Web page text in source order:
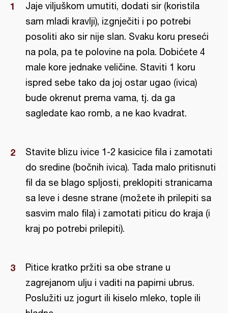
Jaje viljuškom umutiti, dodati sir (koristila
sam mladi kravlji), izgnječiti i po potrebi
posoliti ako sir nije slan. Svaku koru preseći
na pola, pa te polovine na pola. Dobićete 4
male kore jednake veličine. Staviti 1 koru
ispred sebe tako da joj ostar ugao (ivica)
bude okrenut prema vama, tj. da ga
sagledate kao romb, a ne kao kvadrat.
Stavite blizu ivice 1-2 kasicice fila i zamotati
do sredine (bočnih ivica). Tada malo pritisnuti
fil da se blago spljosti, preklopiti stranicama
sa leve i desne strane (možete ih prilepiti sa
sasvim malo fila) i zamotati piticu do kraja (i
kraj po potrebi prilepiti).
Pitice kratko pržiti sa obe strane u
zagrejanom ulju i vaditi na papirni ubrus.
Poslužiti uz jogurt ili kiselo mleko, tople ili